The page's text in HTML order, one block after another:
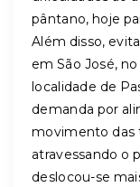
pântano, hoje
Além disso,
em São José,
localidade de
demanda por
movimento das
atravessando o
deslocou-se